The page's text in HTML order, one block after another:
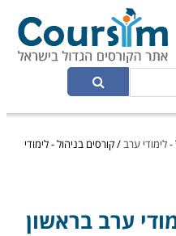
- לימודי ערב/קורסים בניהול - לימודי
ערב בראשון